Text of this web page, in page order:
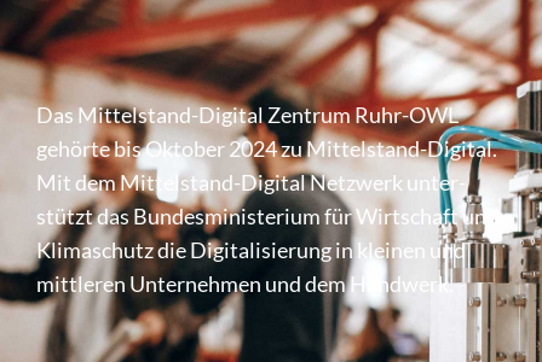
Das Mittel­stand-Digital Zentrum Ruhr-OWL
gehörte bis Oktober 2024 zu Mittel­stand-Digital.
Mit dem Mittel­stand-Digital Netzwerk unter­
stützt das Bundes­mi­nis­te­rium für Wirt­schaft und
Klima­schutz die Digi­ta­li­sie­rung in kleinen und
mittleren Unter­nehmen und dem Handwerk.